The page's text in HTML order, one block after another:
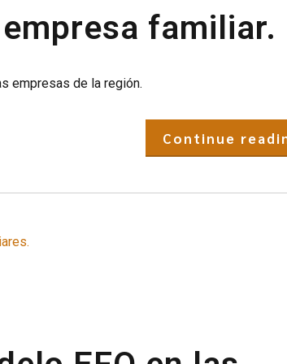
familiar.
empresas de la región.
Continue